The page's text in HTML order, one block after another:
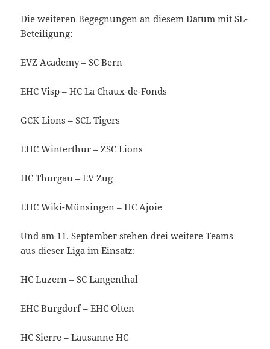
Die weiteren Begegnungen an diesem Datum mit SL-
Beteiligung:
EVZ Academy – SC Bern
EHC Visp – HC La Chaux-de-Fonds
GCK Lions – SCL Tigers
EHC Winterthur – ZSC Lions
HC Thurgau – EV Zug
EHC Wiki-Münsingen – HC Ajoie
Und am 11. September stehen drei weitere Teams
aus dieser Liga im Einsatz:
HC Luzern – SC Langenthal
EHC Burgdorf – EHC Olten
HC Sierre – Lausanne HC